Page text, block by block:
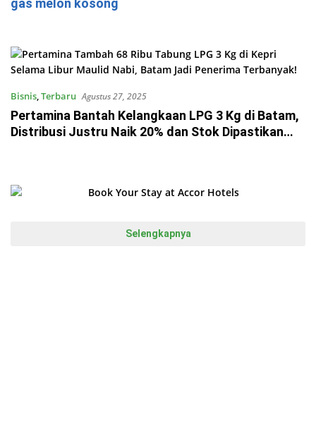
gas melon kosong
Bisnis,Terbaru Agustus 27, 2025
Pertamina Bantah Kelangkaan LPG 3 Kg di Batam,
Distribusi Justru Naik 20% dan Stok Dipastikan
Selengkapnya